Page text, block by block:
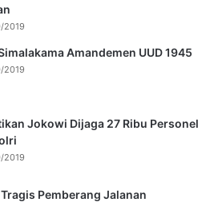
2019
Amandemen UUD 1945
2019
Jokowi Dijaga 27 Ribu Personel
2019
Pemberang Jalanan